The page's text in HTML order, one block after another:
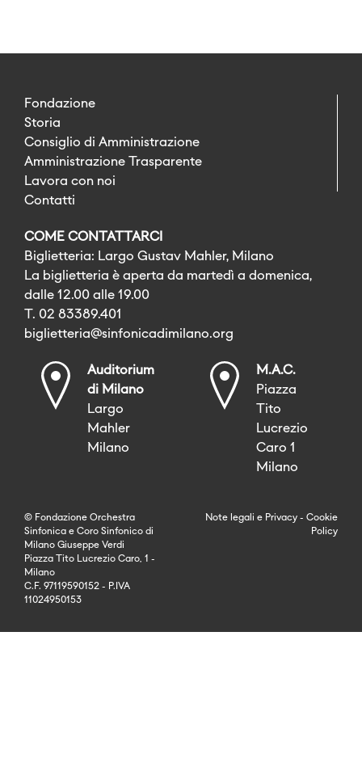
Fondazione
Storia
Consiglio di Amministrazione
Amministrazione Trasparente
Lavora con noi
Contatti
COME CONTATTARCI
Biglietteria: Largo Gustav Mahler, Milano
La biglietteria è aperta da martedì a domenica,
dalle 12.00 alle 19.00
T. 02 83389.401
biglietteria@sinfonicadimilano.org
Auditorium
di Milano
Largo
Mahler
Milano
M.A.C.
Piazza
Tito
Lucrezio
Caro 1
Milano
© Fondazione Orchestra
Sinfonica e Coro Sinfonico di
Milano Giuseppe Verdi
Piazza Tito Lucrezio Caro, 1 -
Milano
C.F. 97119590152 - P.IVA
11024950153
Note legali e Privacy - Cookie
Policy